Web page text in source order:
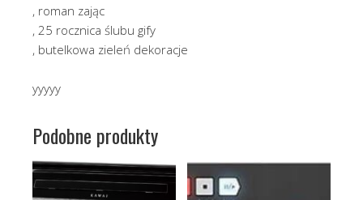
, roman zając
, 25 rocznica ślubu gify
, butelkowa zieleń dekoracje
yyyyy
Podobne produkty